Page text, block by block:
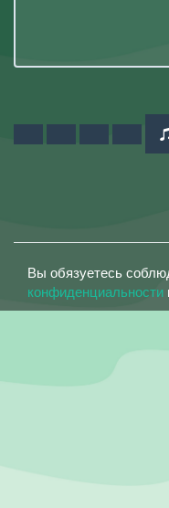
Вы обязуетесь
конфиденциальности